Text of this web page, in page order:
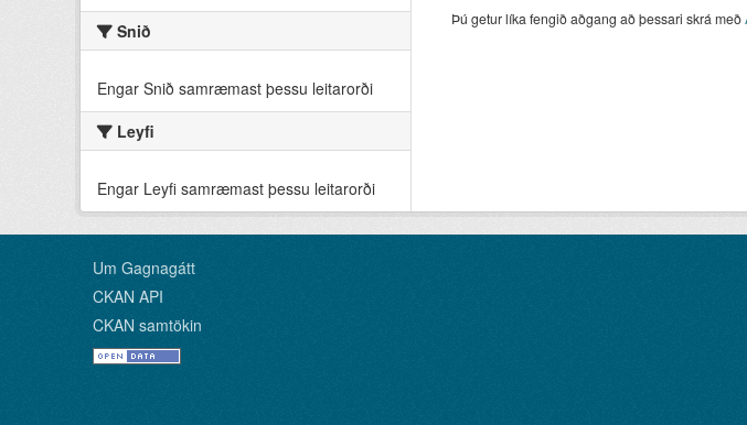
Snið
Engar Snið samræmast þessu leitarorði
Leyfi
Engar Leyfi samræmast þessu leitarorði
Þú getur líka fengið aðgang að þessari skrá með
Um Gagnagátt
CKAN API
CKAN samtökin